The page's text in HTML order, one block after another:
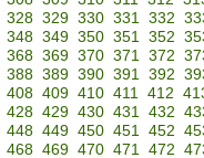
328 329 330 331 332
348 349 350 351 352
368 369 370 371 372
388 389 390 391 392
408 409 410 411 412
428 429 430 431 432
448 449 450 451 452
468 469 470 471 472